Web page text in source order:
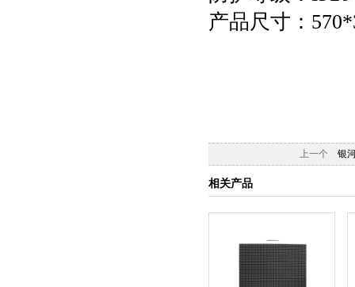
产品尺寸：
上一个 银河
相关产品